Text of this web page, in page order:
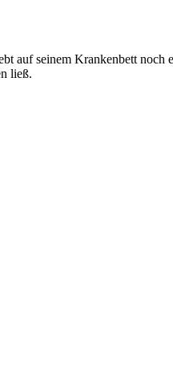
auf seinem Krankenbett
ließ.